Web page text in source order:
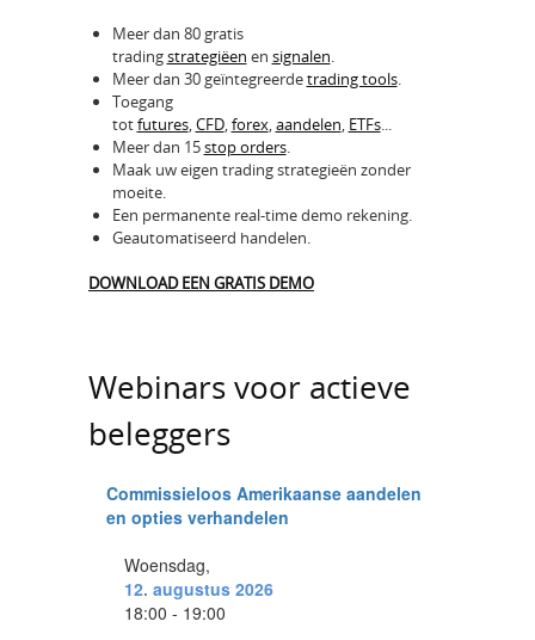
Meer dan 80 gratis
tradingstrategiëen en signalen.
Meer dan 30 geïntegreerdetrading tools.
Toegang
totfutures,CFD,forex,aandelen, ETFs...
Meer dan 15stop orders.
Maak uw eigen trading strategieën zonder
moeite.
Een permanente real-time demo rekening.
Geautomatiseerd handelen.
DOWNLOAD EEN GRATIS DEMO
Webinars voor actieve
beleggers